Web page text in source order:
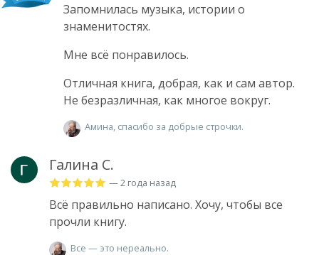
Запомнилась музыка, истории о
знаменитостях.
Мне всё понравилось.
Отличная книга, добрая, как и сам автор.
Не безразличная, как многое вокруг.
Амина, спасибо за добрые строчки.
Галина С.
— 2 года назад
Всё правильно написано. Хочу, чтобы все
прочли книгу.
Все — это нереально.